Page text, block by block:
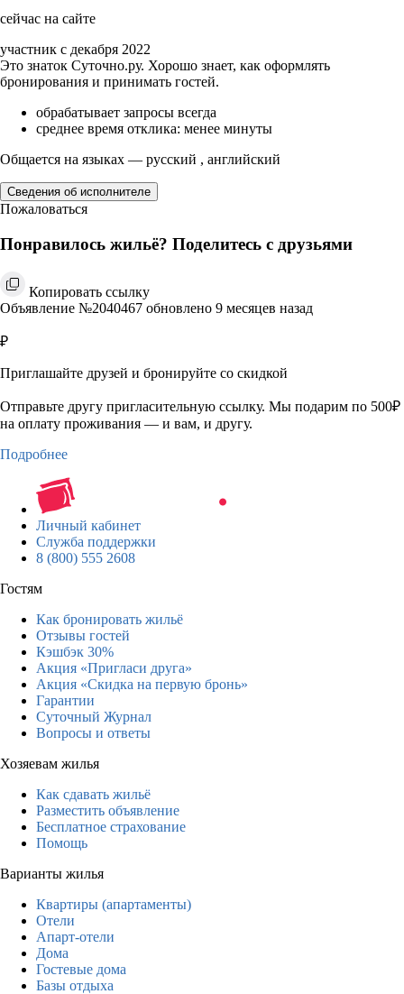
сейчас на сайте
участник с декабря 2022
Это знаток Суточно.ру. Хорошо знает, как оформлять
бронирования и принимать гостей.
обрабатывает запросы всегда
среднее время отклика: менее минуты
Общается на языках — русский , английский
Сведения об исполнителе
Пожаловаться
Понравилось жильё? Поделитесь с друзьями
Копировать ссылку
Объявление №2040467 обновлено 9 месяцев назад
₽
Приглашайте друзей и бронируйте со скидкой
Отправьте другу пригласительную ссылку. Мы подарим по 500₽
на оплату проживания — и вам, и другу.
Подробнее
Личный кабинет
Служба поддержки
8 (800) 555 2608
Гостям
Как бронировать жильё
Отзывы гостей
Кэшбэк 30%
Акция «Пригласи друга»
Акция «Скидка на первую бронь»
Гарантии
Суточный Журнал
Вопросы и ответы
Хозяевам жилья
Как сдавать жильё
Разместить объявление
Бесплатное страхование
Помощь
Варианты жилья
Квартиры (апартаменты)
Отели
Апарт-отели
Дома
Гостевые дома
Базы отдыха